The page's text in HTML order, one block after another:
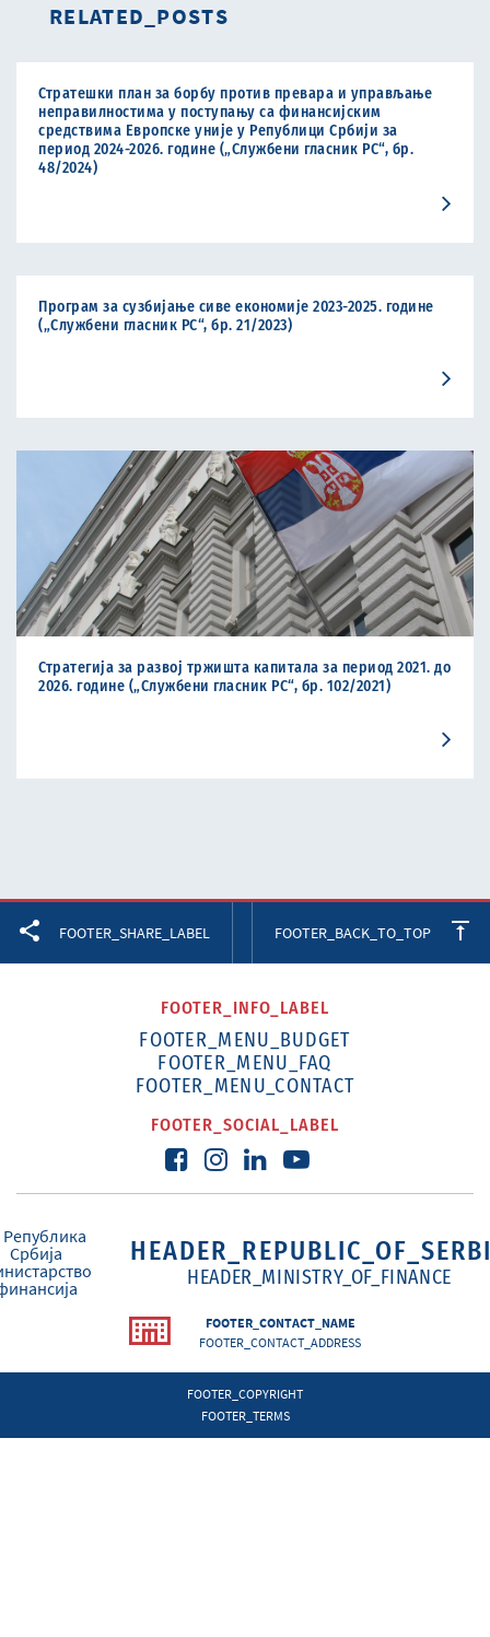
RELATED_POSTS
Стратешки план за борбу против превара и управљање
неправилностима у поступању са финансијским
средствима Европске уније у Републици Србији за
период 2024-2026. године („Службени гласник РС“, бр.
48/2024)
Програм за сузбијање сиве економије 2023-2025. године
(„Службени гласник РС“, бр. 21/2023)
Стратегија за развој тржишта капитала за период 2021. до
2026. године („Службени гласник РС“, бр. 102/2021)
FOOTER_SHARE_LABEL FOOTER_BACK_TO_TOP
FOOTER_INFO_LABEL
FOOTER_MENU_BUDGET
FOOTER_MENU_FAQ
FOOTER_MENU_CONTACT
FOOTER_SOCIAL_LABEL
HEADER_MINISTRY_OF_FINANCE
FOOTER_CONTACT_NAME
FOOTER_CONTACT_ADDRESS
FOOTER_COPYRIGHT
FOOTER_TERMS